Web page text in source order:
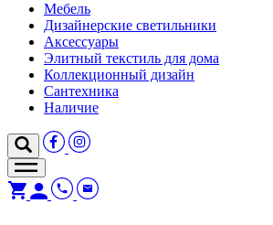
Мебель
Дизайнерские светильники
Аксессуары
Элитный текстиль для дома
Коллекционный дизайн
Сантехника
Наличие